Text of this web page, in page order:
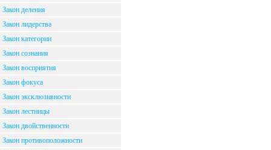
Закон деления
Закон лидерства
Закон категории
Закон сознания
Закон восприятия
Закон фокуса
Закон эксклюзивности
Закон лестницы
Закон двойственности
Закон противоположности